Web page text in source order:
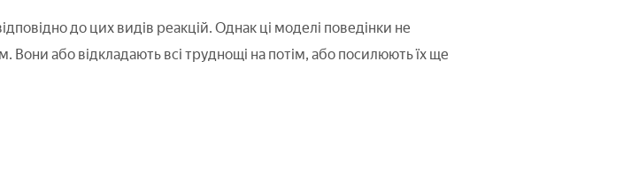
до цих видів реакцій. Однак ці моделі поведінки не
Вони або відкладають всі труднощі на потім, або посилюють їх ще